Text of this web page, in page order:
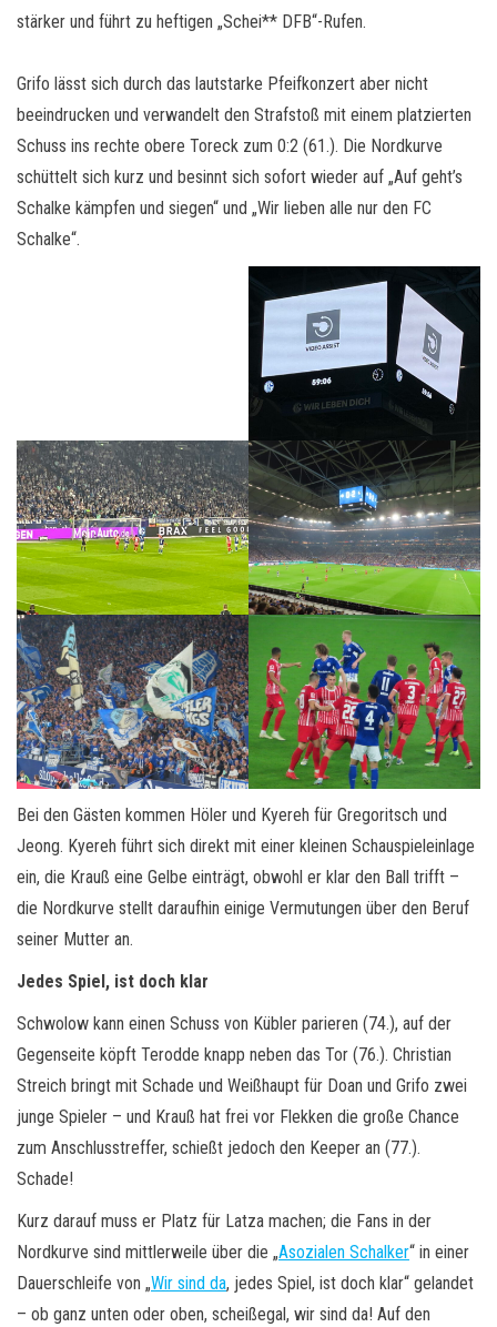
stärker und führt zu heftigen „Schei** DFB“-Rufen.
Grifo lässt sich durch das lautstarke Pfeifkonzert aber nicht
beeindrucken und verwandelt den Strafstoß mit einem platzierten
Schuss ins rechte obere Toreck zum 0:2 (61.). Die Nordkurve
schüttelt sich kurz und besinnt sich sofort wieder auf „Auf geht’s
Schalke kämpfen und siegen“ und „Wir lieben alle nur den FC
Schalke“.
Bei den Gästen kommen Höler und Kyereh für Gregoritsch und
Jeong. Kyereh führt sich direkt mit einer kleinen Schauspieleinlage
ein, die Krauß eine Gelbe einträgt, obwohl er klar den Ball trifft –
die Nordkurve stellt daraufhin einige Vermutungen über den Beruf
seiner Mutter an.
Jedes Spiel, ist doch klar
Schwolow kann einen Schuss von Kübler parieren (74.), auf der
Gegenseite köpft Terodde knapp neben das Tor (76.). Christian
Streich bringt mit Schade und Weißhaupt für Doan und Grifo zwei
junge Spieler – und Krauß hat frei vor Flekken die große Chance
zum Anschlusstreffer, schießt jedoch den Keeper an (77.).
Schade!
Kurz darauf muss er Platz für Latza machen; die Fans in der
Nordkurve sind mittlerweile über die „Asozialen Schalker“ in einer
Dauerschleife von „Wir sind da, jedes Spiel, ist doch klar“ gelandet
– ob ganz unten oder oben, scheißegal, wir sind da! Auf den